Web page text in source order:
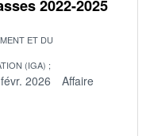
2022-2025
ET DU
(IGA)
2026
Affaire